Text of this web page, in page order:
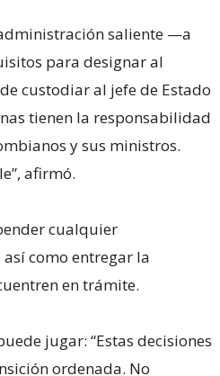
saliente —a
para designar al
custodiar al jefe de Estado
tienen la responsabilidad
y sus ministros.
afirmó.
cualquier
como entregar la
en trámite.
jugar: “Estas decisiones
ordenada. No